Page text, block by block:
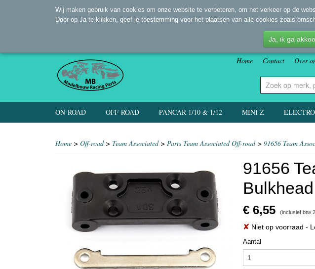
Home Contact Over
ON-ROAD OFF-ROAD PANCAR 1/10 & 1/12 MINI Z
Home > Off-road> Team Associated> Parts Team Associated Off-road> 91656 Team
91656
Bulkhead
€ 6,55 (inclusief btw
✘ Niet op voorraad -
Aantal
Wij maken gebruik van cookies om onze website te verbeteren, om het verkeer op de
Door op Ja te klikken, geef je toestemming voor het plaatsen van alle cookies zoals
Ja, ik ga